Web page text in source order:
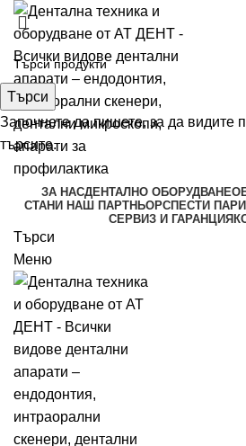
ЗА НАСДЕНТАЛНО ОБОРУДВАНЕ
СТАНИ НАШ ПАРТНЬОРСПЕСТИ ПАРИ
СЕРВИЗ И ГАРАНЦИЯ
Търси
Меню
Търси
Започнете да пишете, за да видите
търсите.